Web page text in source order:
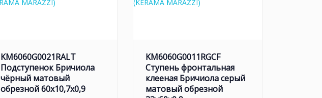
KM6060G0021RALT
Подступенок Бричиола
чёрный матовый
обрезной 60x10,7x0,9
KM6060G0011RGCF
Ступень фронтальная
клееная Бричиола серый
матовый обрезной